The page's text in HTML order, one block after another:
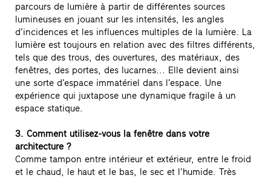
parcours de lumière à partir de différentes sources
lumineuses en jouant sur les intensités, les angles
d’incidences et les influences multiples de la lumière. La
lumière est toujours en relation avec des filtres différents,
tels que des trous, des ouvertures, des matériaux, des
fenêtres, des portes, des lucarnes... Elle devient ainsi
une sorte d’espace immatériel dans l’espace. Une
expérience qui juxtapose une dynamique fragile à un
espace statique.
3. Comment utilisez-vous la fenêtre dans votre
architecture ?
Comme tampon entre intérieur et extérieur, entre le froid
et le chaud, le haut et le bas, le sec et l’humide. Très